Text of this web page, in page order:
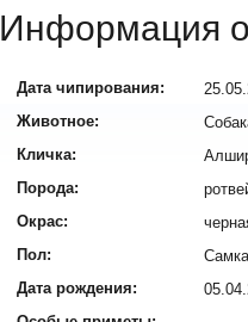
Информация
Дата чипирования:
Животное:
Кличка:
Порода:
Окрас:
Пол:
Самка
Дата рождения: